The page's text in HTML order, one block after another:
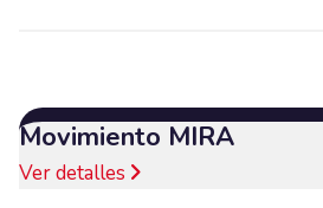
Movimiento MIRA
Ver detalles